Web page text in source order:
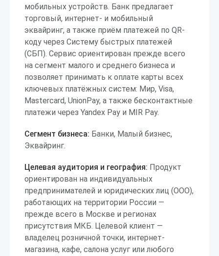
мобильных устройств. Банк предлагает
торговый, интернет- и мобильный
эквайринг, а также приём платежей по QR-
коду через Систему быстрых платежей
(СБП). Сервис ориентирован прежде всего
на сегмент малого и среднего бизнеса и
позволяет принимать к оплате карты всех
ключевых платёжных систем: Мир, Visa,
Mastercard, UnionPay, а также бесконтактные
платежи через Yandex Pay и MIR Pay.
Сегмент бизнеса: Банки, Малый бизнес,
Эквайринг.
Целевая аудитория и география: Продукт
ориентирован на индивидуальных
предпринимателей и юридических лиц (ООО),
работающих на территории России —
прежде всего в Москве и регионах
присутствия МКБ. Целевой клиент —
владелец розничной точки, интернет-
магазина, кафе, салона услуг или любого